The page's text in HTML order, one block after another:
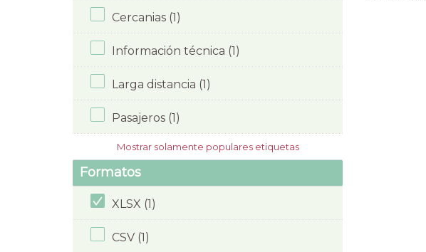
Cercanias (1)
Información técnica (1)
Larga distancia (1)
Pasajeros (1)
Mostrar solamente populares etiquetas
Formatos
XLSX (1)
CSV (1)